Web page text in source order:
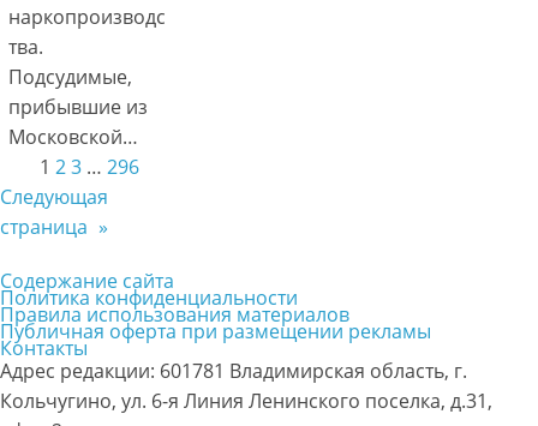
наркопроизводс
тва.
Подсудимые,
прибывшие из
Московской…
1 23 … 296
Следующая
страница »
Содержание сайта
Политика конфиденциальности
Правила использования материалов
Публичная оферта при размещении рекламы
Контакты
Адрес редакции: 601781 Владимирская область, г.
Кольчугино, ул. 6-я Линия Ленинского поселка, д.31,